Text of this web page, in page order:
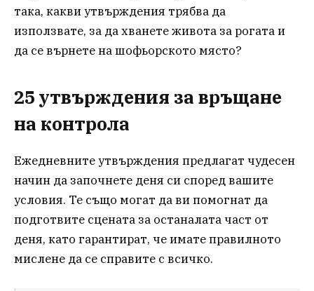
така, какви утвърждения трябва да
използвате, за да хванете живота за рогата и
да се върнете на шофьорското място?
25 утвърждения за връщане
на контрола
Ежедневните утвърждения предлагат чудесен
начин да започнете деня си според вашите
условия. Те също могат да ви помогнат да
подготвите сцената за останалата част от
деня, като гарантират, че имате правилното
мислене да се справите с всичко.